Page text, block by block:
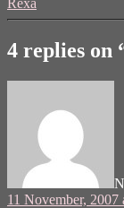
4 replies on
11 November, 2007